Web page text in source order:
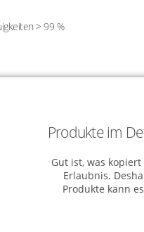
> 99 %
Produkte im
Gut ist, was
Erlaubnis.
Produkte kann